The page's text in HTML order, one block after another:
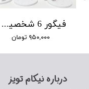
فیگور 6 شخصیت انیمه فوتبالیستها
۹۵۰,۰۰۰ تومان
​درباره نیکام تویز